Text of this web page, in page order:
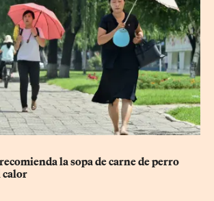
la sopa de carne de perro
calor